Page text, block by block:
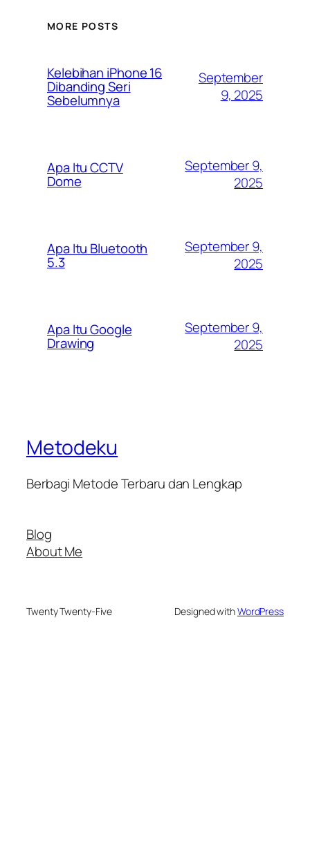
MORE POSTS
Kelebihan iPhone 16
Dibanding Seri
Sebelumnya
September
9, 2025
Apa Itu CCTV
Dome
September 9,
2025
Apa Itu Bluetooth
5.3
September 9,
2025
Apa Itu Google
Drawing
September 9,
2025
Metodeku
Berbagi Metode Terbaru dan Lengkap
Blog
About Me
Twenty Twenty-Five Designed withWordPress